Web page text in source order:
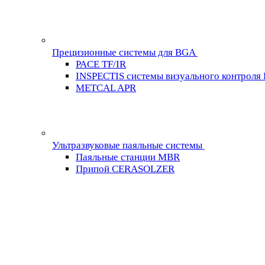
Прецизионные системы для BGA
PACE TF/IR
INSPECTIS системы визуального контроля
METCAL APR
Ультразвуковые паяльные системы
Паяльные станции MBR
Припой CERASOLZER